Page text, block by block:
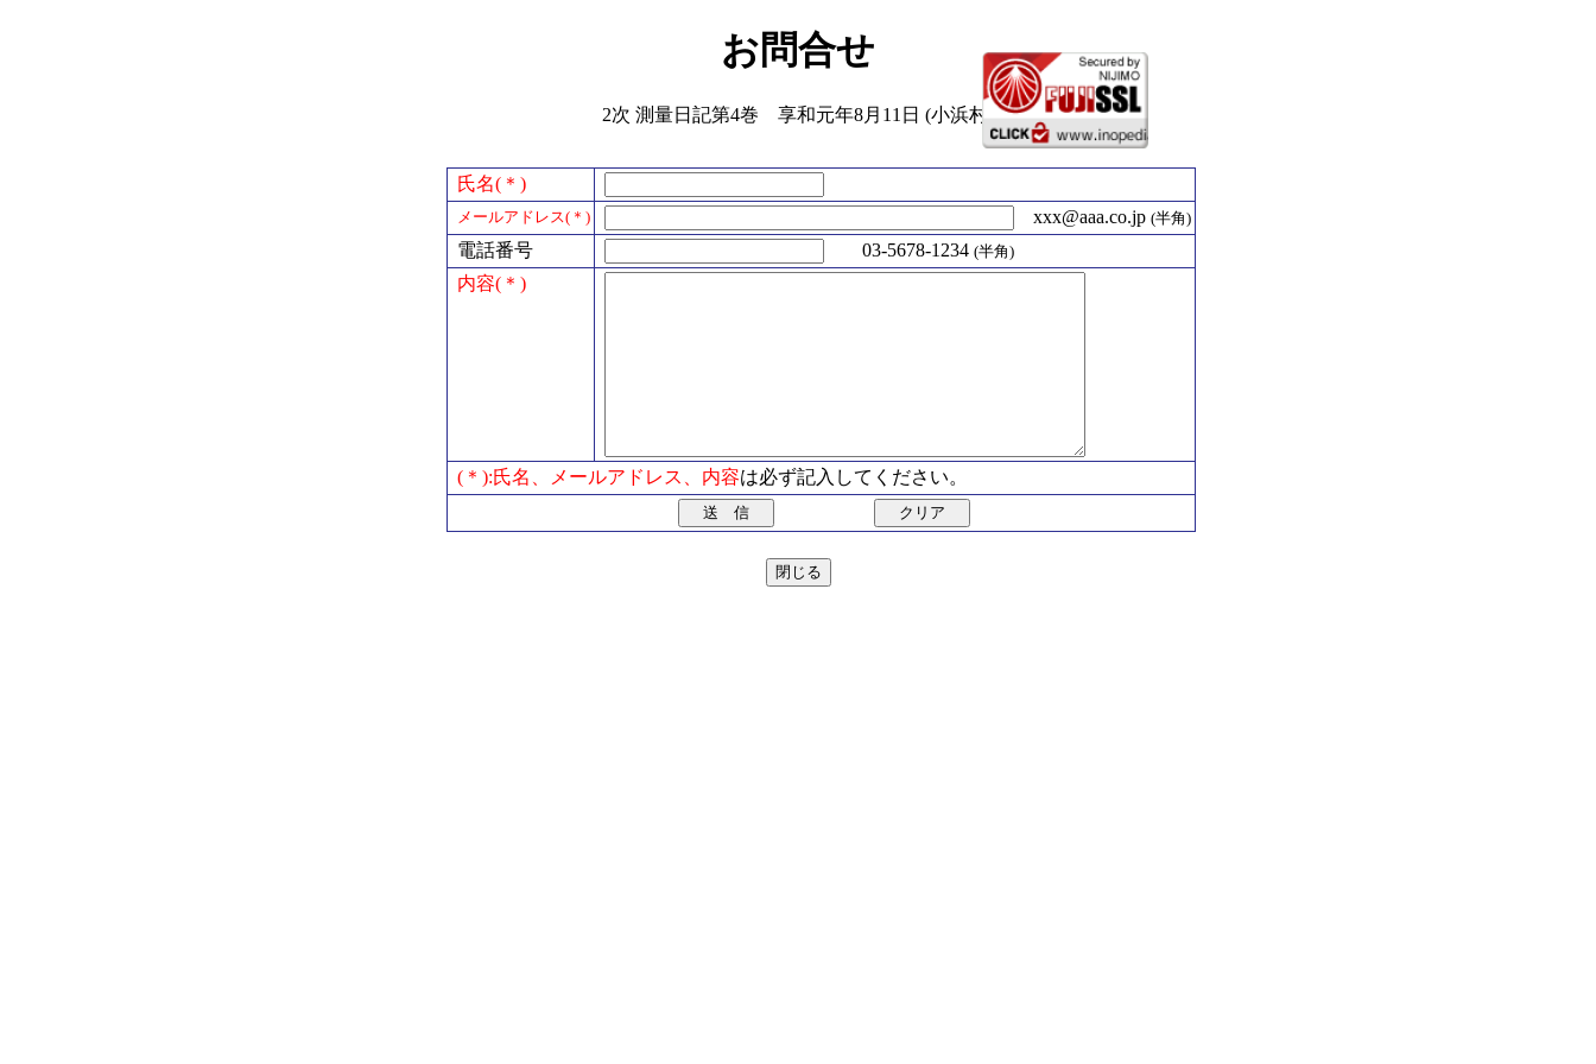
お問合せ
2次 測量日記第4巻 享和元年8月11日 (小浜村)
氏名(＊)
メールアドレス(＊) xxx@aaa.co.jp (半角)
電話番号 03-5678-1234 (半角)
内容(＊)
(＊):氏名、メールアドレス、内容は必ず記入してください。